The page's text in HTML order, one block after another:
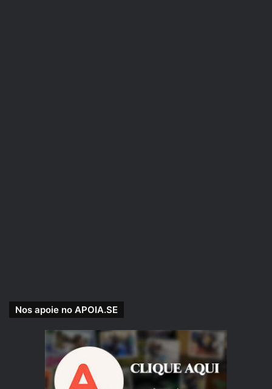
APOIE NOSSA CAUSA!
Nossa Campanha do PADRIM está no AR! Acesse e
veja nossas Metas e Recompensas para os patronos.
padrim.com.br/rpgnext
Nos apoie no APOIA.SE